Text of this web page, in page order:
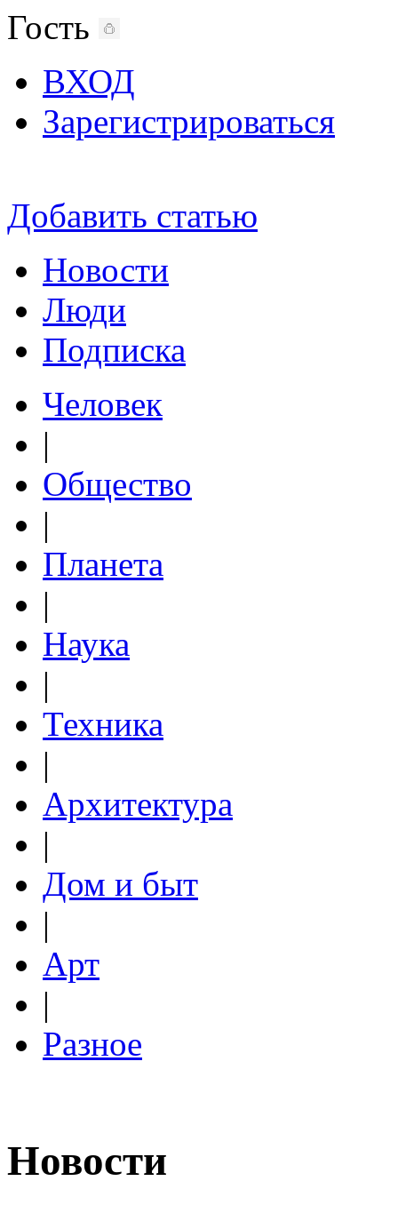
Гость
ВХОД
Зарегистрироваться
Добавить статью
Новости
Люди
Подписка
Человек
|
Общество
|
Планета
|
Наука
|
Техника
|
Архитектура
|
Дом и быт
|
Арт
|
Разное
Новости